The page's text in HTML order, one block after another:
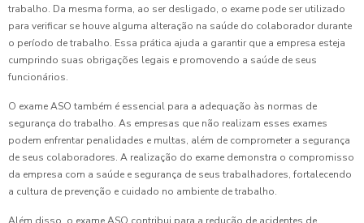
trabalho. Da mesma forma, ao ser desligado, o exame pode ser utilizado
para verificar se houve alguma alteração na saúde do colaborador durante
o período de trabalho. Essa prática ajuda a garantir que a empresa esteja
cumprindo suas obrigações legais e promovendo a saúde de seus
funcionários.
O exame ASO também é essencial para a adequação às normas de
segurança do trabalho. As empresas que não realizam esses exames
podem enfrentar penalidades e multas, além de comprometer a segurança
de seus colaboradores. A realização do exame demonstra o compromisso
da empresa com a saúde e segurança de seus trabalhadores, fortalecendo
a cultura de prevenção e cuidado no ambiente de trabalho.